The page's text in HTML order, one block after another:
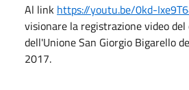
Al link https://youtu.be/0kd-
visionare la registrazione video del
dell'Unione San Giorgio Bigarello
2017.